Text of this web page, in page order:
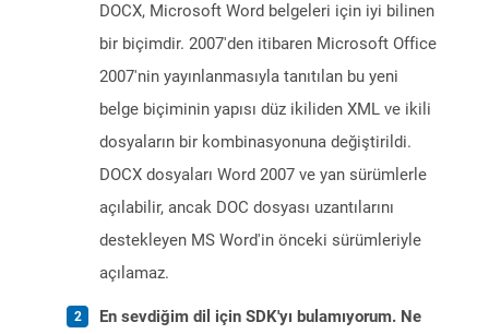
DOCX, Microsoft Word belgeleri için iyi bilinen
bir biçimdir. 2007'den itibaren Microsoft Office
2007'nin yayınlanmasıyla tanıtılan bu yeni
belge biçiminin yapısı düz ikiliden XML ve ikili
dosyaların bir kombinasyonuna değiştirildi.
DOCX dosyaları Word 2007 ve yan sürümlerle
açılabilir, ancak DOC dosyası uzantılarını
destekleyen MS Word'in önceki sürümleriyle
açılamaz.
En sevdiğim dil için SDK'yı bulamıyorum. Ne